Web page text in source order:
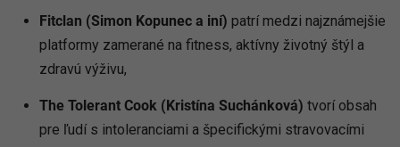
Fitclan (Simon Kopunec a iní) patrí medzi najznámejšie
platformy zamerané na fitness, aktívny životný štýl a
zdravú výživu,
The Tolerant Cook (Kristína Suchánková) tvorí obsah
pre ľudí s intoleranciami a špecifickými stravovacími